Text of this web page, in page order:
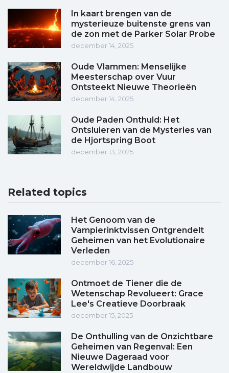
In kaart brengen van de
mysterieuze buitenste grens van
de zon met de Parker Solar Probe
december 14, 2025
Oude Vlammen: Menselijke
Meesterschap over Vuur
Ontsteekt Nieuwe Theorieën
december 14, 2025
Oude Paden Onthuld: Het
Ontsluieren van de Mysteries van
de Hjortspring Boot
december 13, 2025
Related topics
Het Genoom van de
Vampierinktvissen Ontgrendelt
Geheimen van het Evolutionaire
Verleden
december 16, 2025
Ontmoet de Tiener die de
Wetenschap Revolueert: Grace
Lee's Creatieve Doorbraak
december 15, 2025
De Onthulling van de Onzichtbare
Geheimen van Regenval: Een
Nieuwe Dageraad voor
Wereldwijde Landbouw